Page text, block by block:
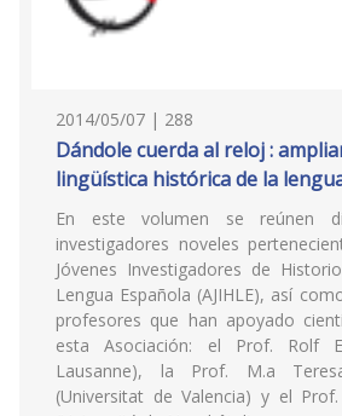
2014/05/07 | 288
Dándole cuerda al reloj :
lingüística histórica de la
En este volumen se reúnen
investigadores noveles
Jóvenes Investigadores de
Lengua Española (AJIHLE), así
profesores que han apoyado
esta Asociación: el Prof. Rolf
Lausanne), la Prof. M.a
(Universitat de Valencia) y el